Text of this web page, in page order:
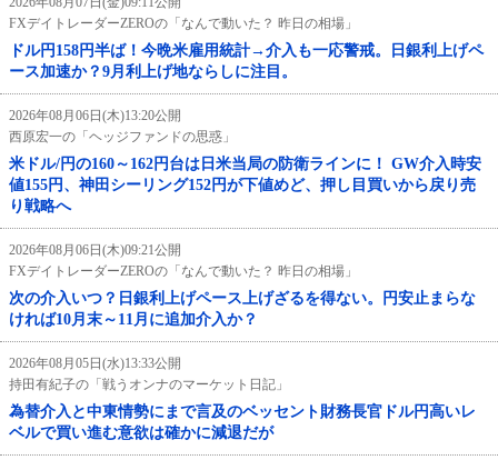
FXデイトレーダーZEROの「なんで動いた？ 昨日の相場」
ドル円158円半ば！今晩米雇用統計→介入も一応警戒。日銀利上げペ
ース加速か？9月利上げ地ならしに注目。
2026年08月06日(木)13:20公開
西原宏一の「ヘッジファンドの思惑」
米ドル/円の160～162円台は日米当局の防衛ラインに！ GW介入時安
値155円、神田シーリング152円が下値めど、押し目買いから戻り売
り戦略へ
2026年08月06日(木)09:21公開
FXデイトレーダーZEROの「なんで動いた？ 昨日の相場」
次の介入いつ？日銀利上げペース上げざるを得ない。円安止まらな
ければ10月末～11月に追加介入か？
2026年08月05日(水)13:33公開
持田有紀子の「戦うオンナのマーケット日記」
為替介入と中東情勢にまで言及のベッセント財務長官ドル円高いレ
ベルで買い進む意欲は確かに減退だが